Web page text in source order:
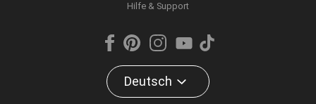
Hilfe & Support
Deutsch